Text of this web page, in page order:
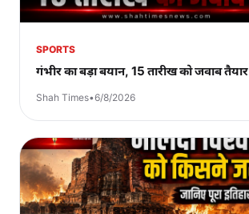
SPORTS
गंभीर का बड़ा बयान, 15 तारीख को जवाब तैयार
Shah Times•6/8/2026